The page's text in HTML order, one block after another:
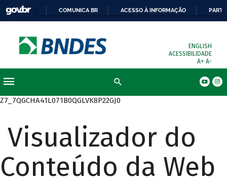
COMUNICA BR ACESSO À INFORMAÇÃO
ENGLISH
ACESSIBILIDADE
A+ A-
Z7_7QGCHA41L071B0QGLVK8P22GJ0
Visualizador do
Conteúdo da Web